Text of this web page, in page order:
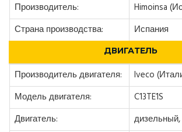
Производитель:
Himoinsa
Страна производства:
Испания
ДВИГАТЕЛЬ
Производитель двигателя:
Iveco
Модель двигателя:
C13TE1S
Двигатель: